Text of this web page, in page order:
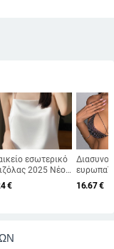
εσωτερικό
2025 Νέο
Μονόλογο σέξι
πολυτελές
€
μόδας
16.67€